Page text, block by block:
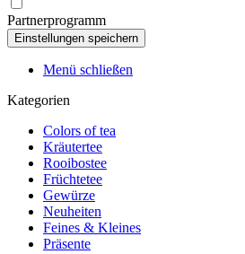
Partnerprogramm
Menü schließen
Kategorien
Colors of tea
Kräutertee
Rooibostee
Früchtetee
Gewürze
Neuheiten
Feines & Kleines
Präsente